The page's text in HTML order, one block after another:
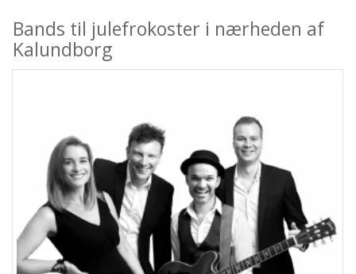
Bands til julefrokoster i nærheden af
Kalundborg